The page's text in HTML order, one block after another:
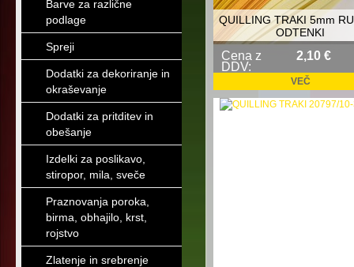
Barve za različne
podlage
Spreji
Dodatki za dekoriranje in
okraševanje
Dodatki za pritditev in
obešanje
Izdelki za poslikavo,
stiropor, mila, sveče
Praznovanja poroka,
birma, obhajilo, krst,
rojstvo
Zlatenje in srebrenje
QUILLING TRAKI 5mm
ODTENKI
Cena z
DDV:
2,10 €
VEČ